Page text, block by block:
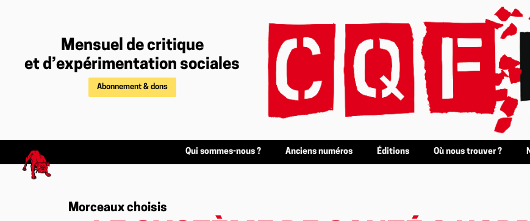
Mensuel de critique
et d’expérimentation sociales
Abonnement & dons
Qui sommes-nous ? Anciens numéros Éditions Où nous trouver ?
Morceaux choisis